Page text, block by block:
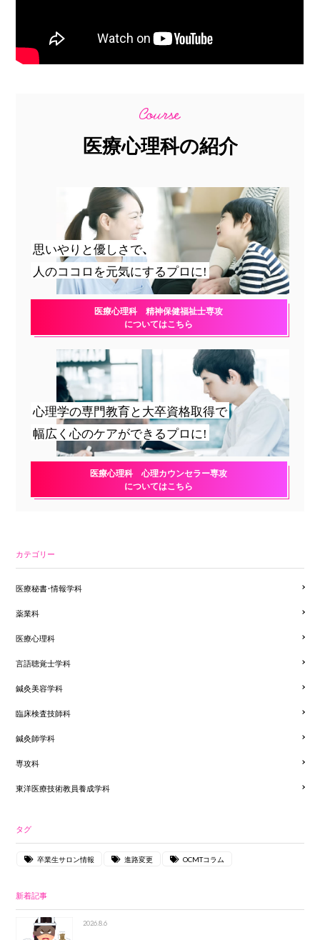
医療心理科の紹介
思いやりと優しさで、
人のココロを元気にするプロに!
医療心理科 精神保健福祉士専攻
についてはこちら
心理学の専門教育と大卒資格取得で
幅広く心のケアができるプロに!
医療心理科 心理カウンセラー専攻
についてはこちら
カテゴリー
医療秘書・情報学科
薬業科
医療心理科
言語聴覚士学科
鍼灸美容学科
臨床検査技師科
鍼灸師学科
専攻科
東洋医療技術教員養成学科
タグ
卒業生サロン情報 進路変更 OCMTコラム
新着記事
2026.8.6